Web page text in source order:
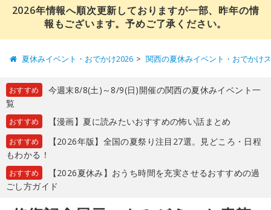
2026年情報へ順次更新しておりますが一部、昨年の情
報もございます。予めご了承ください。
夏休みイベント・おでかけ2026 関西の夏休みイベント・おでかけ
おすすめ
今週末8/8(土)～8/9(日)開催の関西の夏休みイベント一
覧
おすすめ 【漫画】夏に読みたいおすすめの怖い話まとめ
おすすめ
【2026年版】全国の夏祭り注目27選。見どころ・日程
もわかる！
おすすめ
【2026夏休み】おうち時間を充実させるおすすめの過
ごし方ガイド